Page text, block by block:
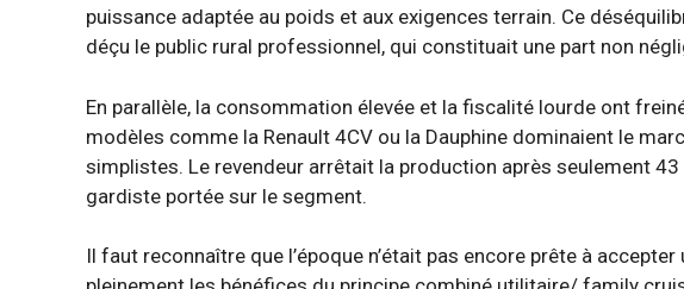
puissance adaptée au poids et aux exigences terrain. Ce
déçu le public rural professionnel, qui constituait une part non
En parallèle, la consommation élevée et la fiscalité lourde ont
modèles comme la Renault 4CV ou la Dauphine dominaient le
simplistes. Le revendeur arrêtait la production après seulement
gardiste portée sur le segment.
Il faut reconnaître que l’époque n’était pas encore prête à